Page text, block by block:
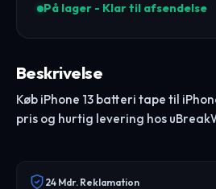
På lager - Klar til afsendelse
Beskrivelse
Køb iPhone 13 batteri tape til
pris og hurtig levering hos
24 Mdr. Reklamation